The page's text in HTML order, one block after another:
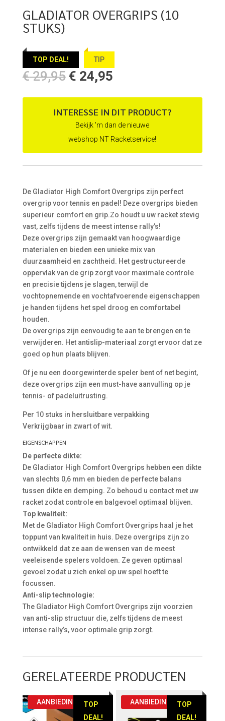
GLADIATOR OVERGRIPS (10
STUKS)
TOP DEAL! TIP
€29,95 Oorspronkelijke
was:
€ 29,95.
€ 24,95Huidige
is:
€ 24,95.
INTERESSE IN DIT PRODUCT?
Bekijk 'm dan de nieuwe
webshop NT Racketservice!
De Gladiator High Comfort Overgrips zijn perfect
overgrip voor tennis en padel! Deze overgrips bieden
superieur comfort en grip.Zo houdt u uw racket stevig
vast, zelfs tijdens de meest intense rally’s!
Deze overgrips zijn gemaakt van hoogwaardige
materialen en bieden een unieke mix van
duurzaamheid en zachtheid. Het gestructureerde
oppervlak van de grip zorgt voor maximale controle
en precisie tijdens je slagen, terwijl de
vochtopnemende en vochtafvoerende eigenschappen
je handen tijdens het spel droog en comfortabel
houden.
De overgrips zijn eenvoudig te aan te brengen en te
verwijderen. Het antislip-materiaal zorgt ervoor dat ze
goed op hun plaats blijven.
Of je nu een doorgewinterde speler bent of net begint,
deze overgrips zijn een must-have aanvulling op je
tennis- of padeluitrusting.
Per 10 stuks in hersluitbare verpakking
Verkrijgbaar in zwart of wit.
EIGENSCHAPPEN
De perfecte dikte:
De Gladiator High Comfort Overgrips hebben een dikte
van slechts 0,6 mm en bieden de perfecte balans
tussen dikte en demping. Zo behoud u contact met uw
racket zodat controle en balgevoel optimaal blijven.
Top kwaliteit:
Met de Gladiator High Comfort Overgrips haal je het
toppunt van kwaliteit in huis. Deze overgrips zijn zo
ontwikkeld dat ze aan de wensen van de meest
veeleisende spelers voldoen. Ze geven optimaal
gevoel zodat u zich enkel op uw spel hoeft te
focussen.
Anti-slip technologie:
The Gladiator High Comfort Overgrips zijn voorzien
van anti-slip structuur die, zelfs tijdens de meest
intense rally’s, voor optimale grip zorgt.
GERELATEERDE PRODUCTEN
TOP
DEAL!
AANBIEDING!
TOP
DEAL!
AANBIEDING!